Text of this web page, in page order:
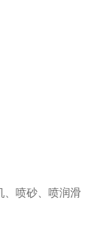
、喷砂、喷润滑